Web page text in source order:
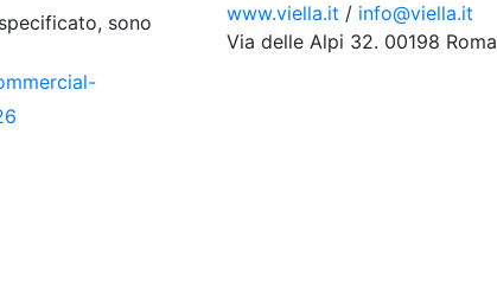
sono
www.viella.it / info@viella.it
Via delle Alpi 32. 00198 Roma